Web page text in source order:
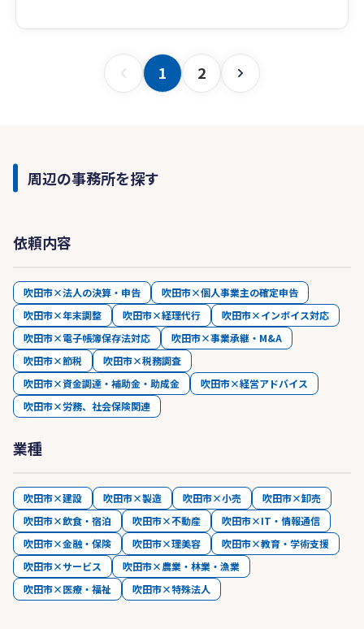
1 2
周辺の事務所を探す
依頼内容
吹田市×法人の決算・申告
吹田市×個人事業主の確定申告
吹田市×年末調整
吹田市×経理代行
吹田市×インボイス対応
吹田市×電子帳簿保存法対応
吹田市×事業承継・M&A
吹田市×節税
吹田市×税務調査
吹田市×資金調達・補助金・助成金
吹田市×経営アドバイス
吹田市×労務、社会保険関連
業種
吹田市×建設 吹田市×製造 吹田市×小売
吹田市×卸売
吹田市×飲食・宿泊
吹田市×不動産
吹田市×IT・情報通信
吹田市×金融・保険
吹田市×理美容
吹田市×教育・学術支援
吹田市×サービス
吹田市×農業・林業・漁業
吹田市×医療・福祉
吹田市×特殊法人